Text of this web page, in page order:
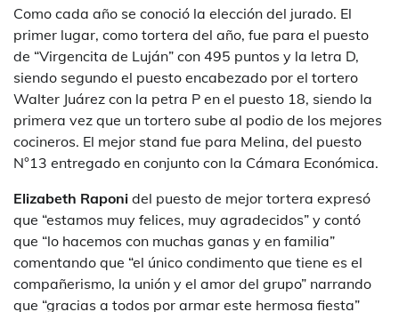
Como cada año se conoció la elección del jurado. El
primer lugar, como tortera del año, fue para el puesto
de “Virgencita de Luján” con 495 puntos y la letra D,
siendo segundo el puesto encabezado por el tortero
Walter Juárez con la petra P en el puesto 18, siendo la
primera vez que un tortero sube al podio de los mejores
cocineros. El mejor stand fue para Melina, del puesto
N°13 entregado en conjunto con la Cámara Económica.
Elizabeth Raponi del puesto de mejor tortera expresó
que “estamos muy felices, muy agradecidos” y contó
que “lo hacemos con muchas ganas y en familia”
comentando que “el único condimento que tiene es el
compañerismo, la unión y el amor del grupo” narrando
que “gracias a todos por armar este hermosa fiesta”